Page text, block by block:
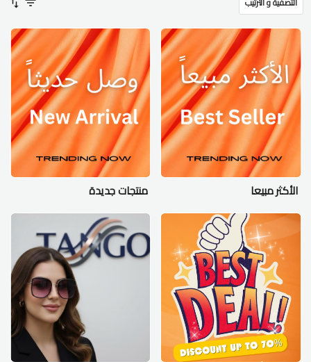
التصفية و الترتيب
الأكثر مبيعا منتجات جديدة